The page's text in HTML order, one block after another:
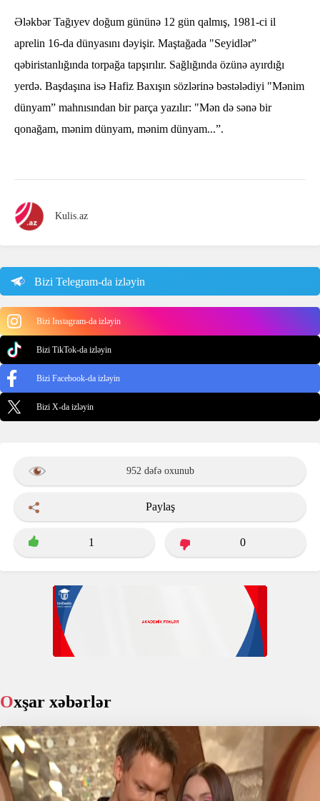
Ələkbər Tağıyev doğum gününə 12 gün qalmış, 1981-ci il
aprelin 16-da dünyasını dəyişir. Maştağada "Seyidlər”
qəbiristanlığında torpağa tapşırılır. Sağlığında özünə ayırdığı
yerdə. Başdaşına isə Hafiz Baxışın sözlərinə bəstələdiyi "Mənim
dünyam” mahnısından bir parça yazılır: "Mən də sənə bir
qonağam, mənim dünyam, mənim dünyam...”.
Kulis.az
Bizi Telegram-da izləyin
Bizi Instagram-da izləyin
Bizi TikTok-da izləyin
Bizi Facebook-da izləyin
Bizi X-da izləyin
952 dəfə oxunub
Paylaş
1 0
Oxşar xəbərlər